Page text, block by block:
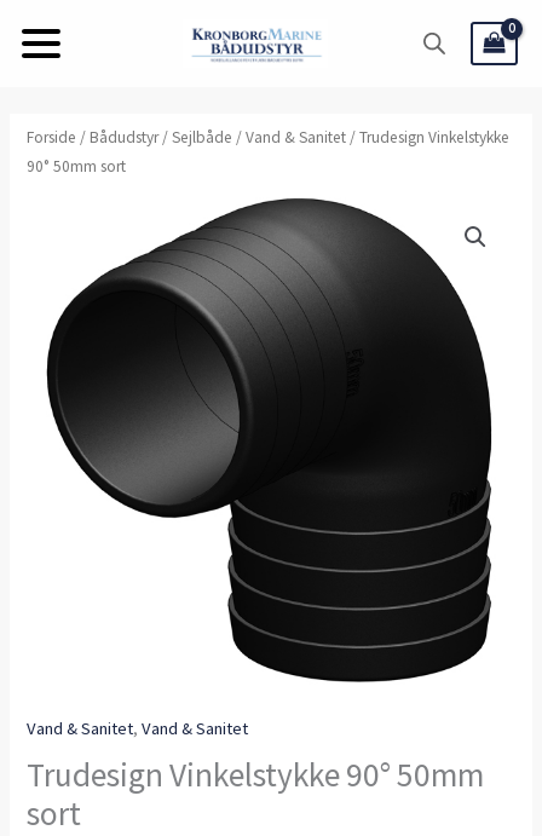
Forside / Bådudstyr/Sejlbåde /Vand & Sanitet / Trudesign Vinkelstykke
90° 50mm sort
Vand & Sanitet,Vand & Sanitet
Trudesign Vinkelstykke 90° 50mm
sort